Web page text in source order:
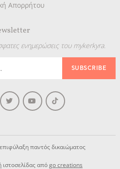
Απορρήτου
ενημερώσεις του mykerkyra.
παντός δικαιώματος
ιστοσελίδας απόgo creations